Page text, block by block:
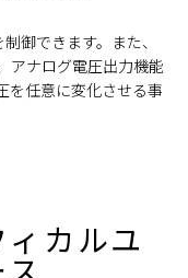
御できます。また、
アナログ電圧出力機能
を任意に変化させる事
カルユ